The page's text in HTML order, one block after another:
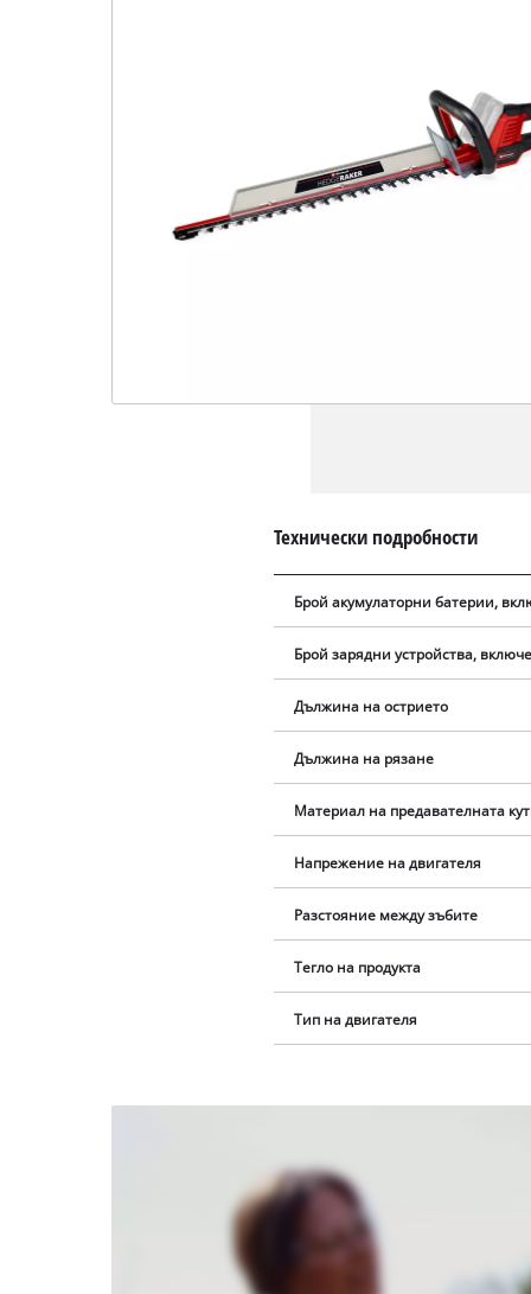
Технически подробности
Брой акумулаторни батерии,
Брой зарядни устройства,
Дължина на острието
Дължина на рязане
Материал на предавателната
Напрежение на двигателя
Разстояние между зъбите
Тегло на продукта
Тип на двигателя